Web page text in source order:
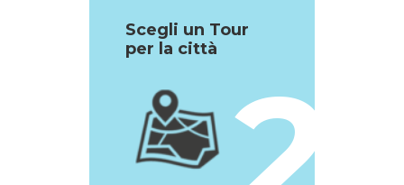
Scegli un Tour
per la città